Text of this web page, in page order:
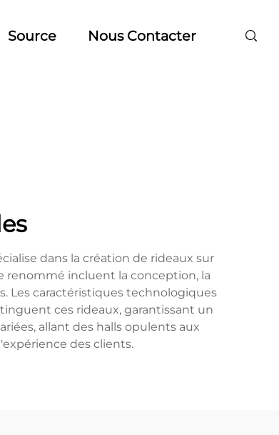
Source Nous Contacter
dans la création de rideaux sur
renommé incluent la conception, la
Les caractéristiques technologiques
ces rideaux, garantissant un
allant des halls opulents aux
des clients.